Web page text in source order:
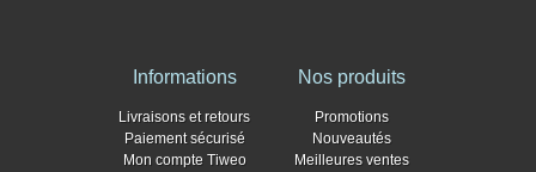
Informations
Livraisons et retours
Paiement sécurisé
Mon compte Tiweo
Nos produits
Promotions
Nouveautés
Meilleures ventes